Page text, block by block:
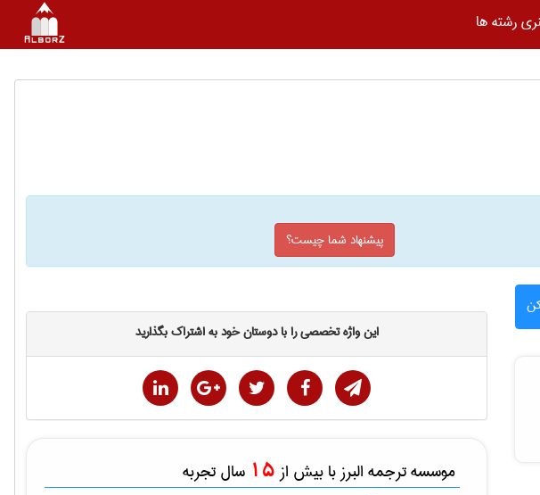
رشته ها
پیشنهاد شما چیست؟
این واژه تخصصی را با دوستان خود به اشتراک بگذارید
موسسه ترجمه البرز با بیش از 15 سال تجربه